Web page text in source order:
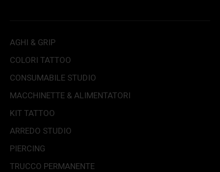
AGHI & GRIP
COLORI TATTOO
CONSUMABILE STUDIO
MACCHINETTE & ALIMENTATORI
KIT TATTOO
ARREDO STUDIO
PIERCING
TRUCCO PERMANENTE